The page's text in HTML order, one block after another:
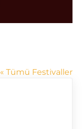
« Tümü Festivaller